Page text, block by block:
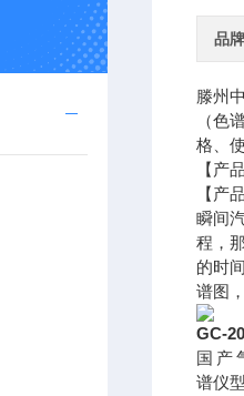
品牌
滕州
（色
格、
【产
【产
瞬间
程，
的时
谱图
GC-
国产
谱仪